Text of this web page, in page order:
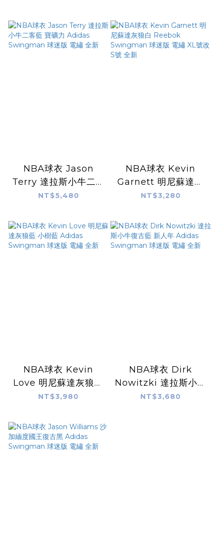
全新
熱轉印 全新
NBA球衣 Jason
Terry 達拉斯小牛二客
藍 寶礦力 Adidas
電繡 全新
NT$5,480
NBA球衣 Kevin
Garnett 明尼蘇達灰
狼白 Reebok
電繡 XL號改S號 全新
NT$3,280
NBA球衣 Kevin
Love 明尼蘇達灰狼藍
小樹藍 Adidas
電繡 全新
NT$3,980
NBA球衣 Dirk
Nowitzki 達拉斯小牛
復古藍 新人年
NT$3,680